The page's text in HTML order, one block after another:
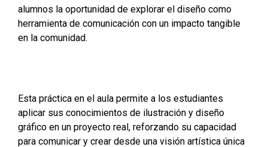
alumnos la oportunidad de explorar el diseño como
herramienta de comunicación con un impacto tangible
en la comunidad.
Esta práctica en el aula permite a los estudiantes
aplicar sus conocimientos de ilustración y diseño
gráfico en un proyecto real, reforzando su capacidad
para comunicar y crear desde una visión artística única